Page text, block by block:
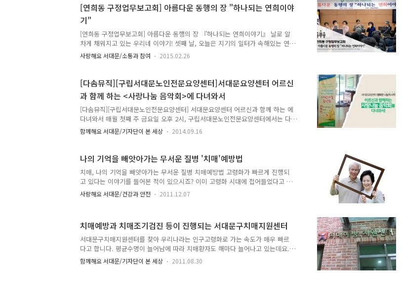
치매를 예방할 수 있어요. 오늘은 치매 예방에 좋은 생활습관을 함께 알아볼까요
^^ 치매예방 10대 수칙 ▶ 몸을 움직여야 뇌도 건강해집니다. 모든 운동은 뇌에
긍정적인 효과를 줍니다. 특히 유산소 운동이 뇌의 건강을 유지하는데 좋아요.
▶ 머리를 쓰십시오. 뇌를 자주 사용하지 않으면 금방 들었던 이야기도 금새 잊
어버리게 된답..
[연희동 구정업무보고회] 아름다운 동행의 장 "하나되는 연희이야
기"
[연희동 구정업무보고회] 아름다운 동행의 장 『하나되는 연희이야기』 날로 알
차게 채워지고 있는 우리네 이야기! 셋째 날, 오늘은 지기의 일터가 속해있는 연
희동을 찾았어요! 연희동 자치회관에서 주민 여러분의 만날 수 있었는데요! 연희
동은 어떠한 이야기로 채워졌을지 지금 바로 만나러 가볼까요!! 다채로운 음색을
게 해주었는데요~ 오카리나를 통해 주민 여러분 모두가 하나가 되는 느낌을 받았
답니다!!^^ 흐뭇한 미소를 짓게 해준 오카니나 연주!! 감사합니다~^^ 막간을 이
용해 서로의 손을 잡고 눈을 바라보며!! 따뜻함을 나누는 시간을 가졌어요~ 노래
도 부르며 잠깐이지만 즐거운 시간을 함께 했어요!!^^ 치매예방에 좋은 체조까
지!! 알찬 ..
사랑해요 서대문/소통과 참여 2015.02.26
[다솜뮤직][구립서대문노인전문요양센터]서대문요양센터 어르신
과 함께 하는 <사랑나눔 음악회>에 다녀와서
[다솜뮤직][구립서대문노인전문요양센터] 서대문요양센터 어르신과 함께 하는 에
다녀와서 매월 첫째 주 금요일 오후 2시, 구립서대문노인전문요양센터에서는 다
솜뮤직과 함께 하는 가 열린답니다~ 구립서대문노인전문요양센터는 구립 서대문
데이케어센터가 있어 몸이 불편하신 어르신과 치매 어르신이 도움을 받고 계십
지 18개월, 한번도 빠지지 않고 어르신들과 함께 음악으로 즐거움을 나누었는데
요, 지난 9월 5일(금) 추석을 앞두고 열린 음악회에 TONG이 다녀왔어요~^^ 생
신잔치에 앞서 요양센터 김희철 원장의 인삿말이 있었는데요~ 생신을 맞으신 어
르신들을 축하하고 추석연휴 전날 어르신들의 생신을 축하하기 위해 음악봉사를
오신 다솜뮤직에게 감사의 인..
함께해요 서대문/기자단이 본 세상 2014.09.16
나의 기억을 빼앗아가는 무서운 질병 '치매'예방법
치매, 나의 기억을 빼앗아가는 무서운 질병 치매예방법 고령화가 빠르게 진행되
고 있다는 이야기를 들어본 적이 있으시죠? 이미 고령화 시대에 접어들었다고 해
도 과언이 아닌데요. 지금의 상황이 지속된다면, 2050년에 이르러서는 노인층이
40%에 달할 거라고 하네요. 수명이 점점 늘어나면서 가장 걱정되는 것 중 하나
다. 치매를 예방하는 건강 수칙을 말이죠.^^ 치매는 일상생활을 정상적으로 유지
하던 사람이 뇌기능 장애로 인해 후천적으로 지적 능력이 상실되는 경우를 말해
요. 즉, 뇌기능 장애로 인해 지능, 행동 및 성격이 점진적으로 황폐화되어 이전
수준의 ..
사랑해요 서대문/건강과 안전 2011.12.07
치매예방과 치매조기검진 등이 진행되는 서대문구치매지원센터
서대문구치매지원센터를 찾아 우리나라는 인구고령화로 가는 속도가 매우 빠르
다고 합니다. 평균수명이 늘어남에 따라 치매환자도 해마다 늘어나고 있는데요.
이에 대비하는 차원으로, 서울의 25개 자치구마다 치매지원센터가 있는데 서대
문구에도 홍은2동에 치매지원센터가 있습니다. 이곳에서는 어떤 일을 하고 있을
함께해요 서대문/기자단이 본 세상 2011.08.30